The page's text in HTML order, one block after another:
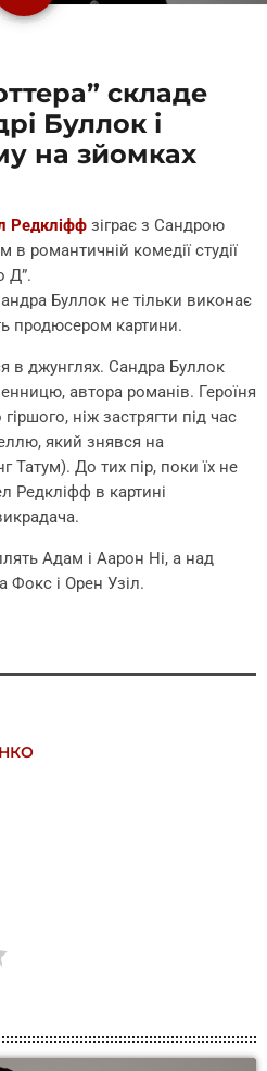
складе
Буллок і
на зйомках
Редкліфф зіграє з Сандрою
в романтичній комедії студії
Д”.
Буллок не тільки виконає
продюсером картини.
в джунглях. Сандра Буллок
автора романів. Героїня
ніж застрягти під час
який знявся на
Татум). До тих пір, поки їх не
Редкліфф в картині
Адам і Аарон Ні, а над
Фокс і Орен Узіл.